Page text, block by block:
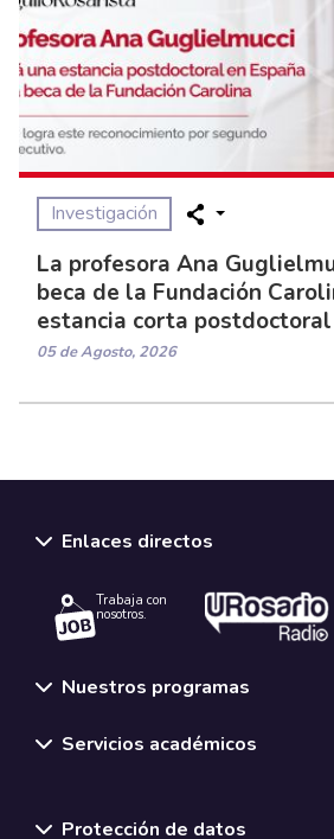
Investigación
La profesora Ana
beca de la Fundación
estancia corta postdoctoral
05 de Agosto, 2026
Enlaces directos
Trabaja con
nosotros.
Nuestros programas
Servicios académicos
Protección de datos